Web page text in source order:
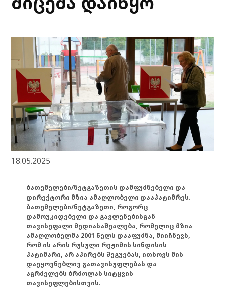
18.05.2025
ბათუმელები/ნეტგაზეთის დამფუძნებელი და
დირექტორი მზია ამაღლობელი დააპატიმრეს.
ბათუმელები/ნეტგაზეთი, როგორც
დამოუკიდებელი და გავლენებისგან
თავისუფალი მედიასაშუალება, რომელიც მზია
ამაღლობელმა 2001 წელს დააფუძნა, მიიჩნევს,
რომ ის არის რუსული რეჟიმის სინდისის
პატიმარი, არ აპირებს შეგუებას, ითხოვს მის
დაუყოვნებლივ გათავისუფლებას და
აგრძელებს ბრძოლას სიტყვის
თავისუფლებისთვის.